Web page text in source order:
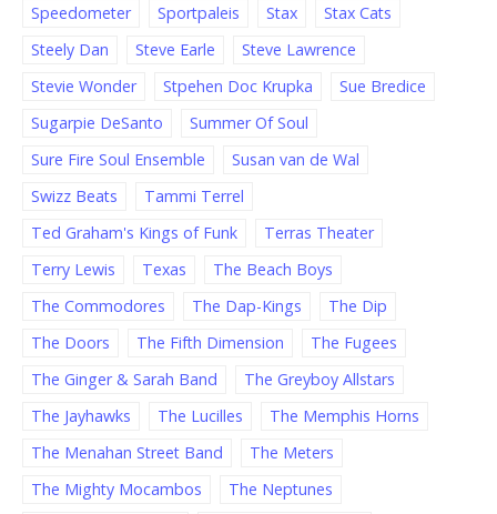
Speedometer
Sportpaleis Stax
Stax Cats
Steely Dan
Steve Earle
Steve Lawrence
Stevie Wonder
Stpehen Doc Krupka
Sue Bredice
Sugarpie DeSanto
Summer Of Soul
Sure Fire Soul Ensemble
Susan van de Wal
Swizz Beats
Tammi Terrel
Ted Graham's Kings of Funk
Terras Theater
Terry Lewis
Texas
The Beach Boys
The Commodores
The Dap-Kings
The Dip
The Doors
The Fifth Dimension
The Fugees
The Ginger & Sarah Band
The Greyboy Allstars
The Jayhawks
The Lucilles
The Memphis Horns
The Menahan Street Band
The Meters
The Mighty Mocambos
The Neptunes